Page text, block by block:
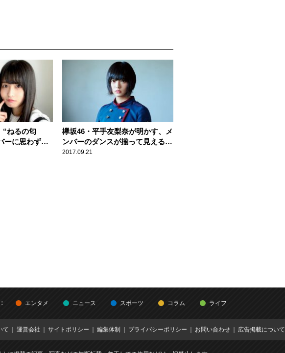
“ねるの匂
ーに思わず赤
欅坂46・平手友梨奈が明かす、メ
ンバーのダンスが揃って見える理
由
2017.09.21
エンタメ ニュース スポーツ コラム ライフ
て 運営会社 サイトポリシー 編集体制 プライバシーポリシー お問い合わせ 広告掲載について